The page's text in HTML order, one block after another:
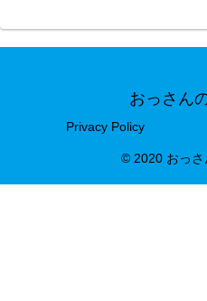
おっさん
Privacy Policy
© 2020 おっさ